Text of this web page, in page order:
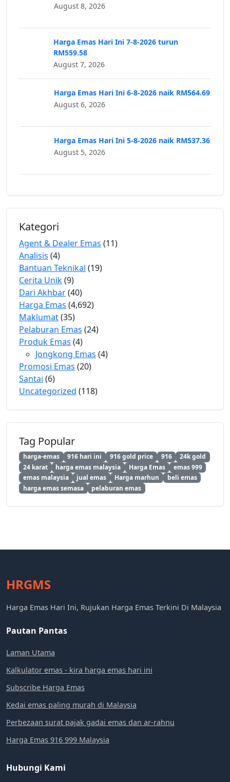
August 8, 2026
Harga Emas Hari Ini 7-8-2026 turun
RM559.58
August 7, 2026
Harga Emas Hari Ini 6-8-2026 naik RM564.69
August 6, 2026
Harga Emas Hari Ini 5-8-2026 naik RM537.36
August 5, 2026
Kategori
Agent & Dealer Emas (11)
Analisis (4)
Bantuan Teknikal (19)
Cerita Unik(9)
Dari Akhbar(40)
Harga Emas (4,692)
Maklumat(35)
Pelaburan Emas (24)
Produk Emas (4)
Jongkong Emas (4)
Promosi Emas (20)
Santai (6)
Uncategorized (118)
Tag Popular
harga-emas 916 hari ini 916 gold price 916
24k gold
24 karat
harga emas malaysia Harga Emas
emas 999
emas malaysia
jual emas Harga marhun
beli emas
harga emas semasa
pelaburan emas
HRGMS
Harga Emas Hari Ini, Rujukan Harga Emas Terkini Di Malaysia
Pautan Pantas
Laman Utama
Kalkulator emas - kira harga emas hari ini
Subscribe Harga Emas
Kedai emas paling murah di Malaysia
Perbezaan surat pajak gadai emas dan ar-rahnu
Harga Emas 916 999 Malaysia
Hubungi Kami